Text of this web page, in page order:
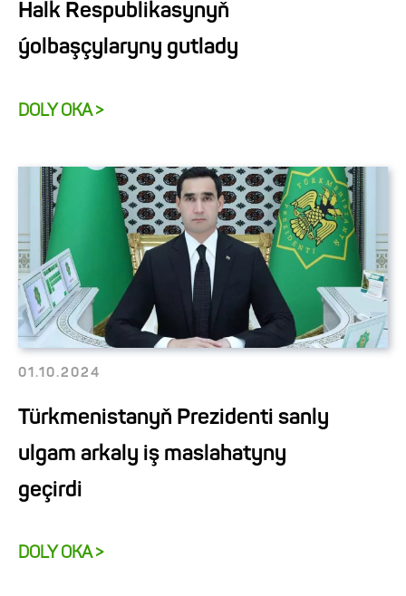
Halk Respublikasynyň
ýolbaşçylaryny gutlady
DOLY OKA >
01.10.2024
Türkmenistanyň Prezidenti sanly
ulgam arkaly iş maslahatyny
geçirdi
DOLY OKA >